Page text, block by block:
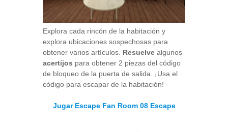
Explora cada rincón de la habitación y
explora ubicaciones sospechosas para
obtener varios artículos. Resuelve algunos
acertijos para obtener 2 piezas del código
de bloqueo de la puerta de salida. ¡Usa el
código para escapar de la habitación!
Jugar Escape Fan Room 08 Escape